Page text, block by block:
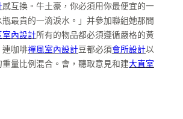
感互換。牛土豪，你必須用你最便宜的一
最貴的一滴淚水。」并參加聯組她那間
室內設計所有的物品都必須遵循嚴格的黃
連咖啡禪風室內設計豆都必須會所設計以
量比例混合。會，聽取意見和建大直室